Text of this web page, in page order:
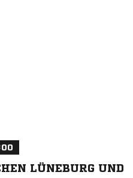
LÜNEBURG UND